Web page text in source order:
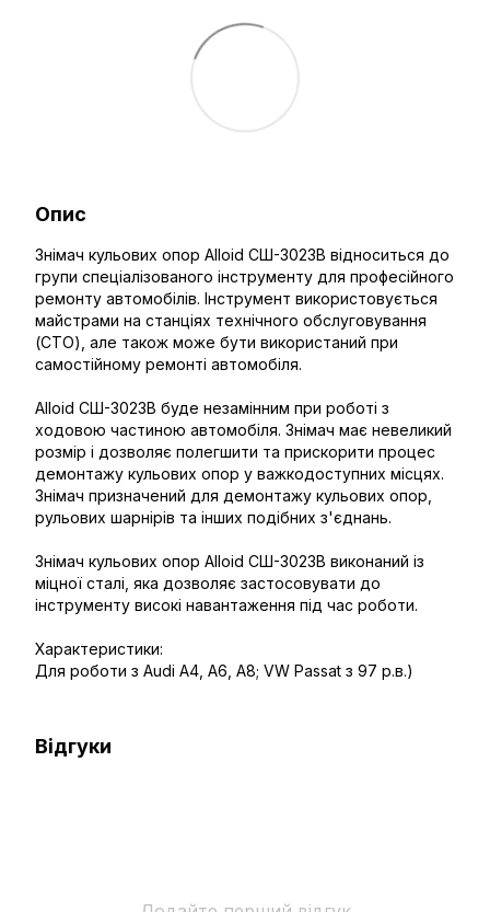
Опис
Знімач кульових опор Alloid СШ-3023B відноситься до
групи спеціалізованого інструменту для професійного
ремонту автомобілів. Інструмент використовується
майстрами на станціях технічного обслуговування
(СТО), але також може бути використаний при
самостійному ремонті автомобіля.
Alloid СШ-3023B буде незамінним при роботі з
ходовою частиною автомобіля. Знімач має невеликий
розмір і дозволяє полегшити та прискорити процес
демонтажу кульових опор у важкодоступних місцях.
Знімач призначений для демонтажу кульових опор,
рульових шарнірів та інших подібних з'єднань.
Знімач кульових опор Alloid СШ-3023B виконаний із
міцної сталі, яка дозволяє застосовувати до
інструменту високі навантаження під час роботи.
Характеристики:
Для роботи з Audi A4, A6, A8; VW Passat з 97 р.в.)
Відгуки